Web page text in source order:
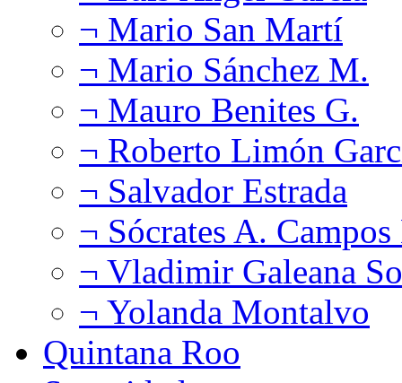
¬ Mario San Martí
¬ Mario Sánchez M.
¬ Mauro Benites G.
¬ Roberto Limón
¬ Salvador Estrada
¬ Sócrates A.
¬ Vladimir Galeana
¬ Yolanda Montalvo
Quintana Roo